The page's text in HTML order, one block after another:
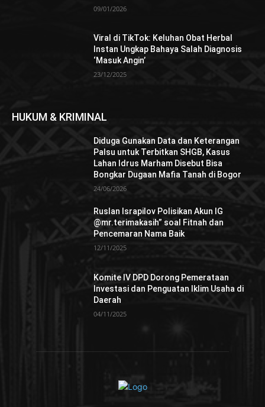
09/01/2026
Viral di TikTok: Keluhan Obat Herbal
Instan Ungkap Bahaya Salah Diagnosis
‘Masuk Angin’
23/12/2025
HUKUM & KRIMINAL
Diduga Gunakan Data dan Keterangan
Palsu untuk Terbitkan SHGB, Kasus
Lahan Idrus Marham Disebut Bisa
Bongkar Dugaan Mafia Tanah di Bogor
24/06/2026
Ruslan Israpilov Polisikan Akun IG
@mr.terimakasih” soal Fitnah dan
Pencemaran Nama Baik
12/11/2025
Komite IV DPD Dorong Pemerataan
Investasi dan Penguatan Iklim Usaha di
Daerah
04/11/2025